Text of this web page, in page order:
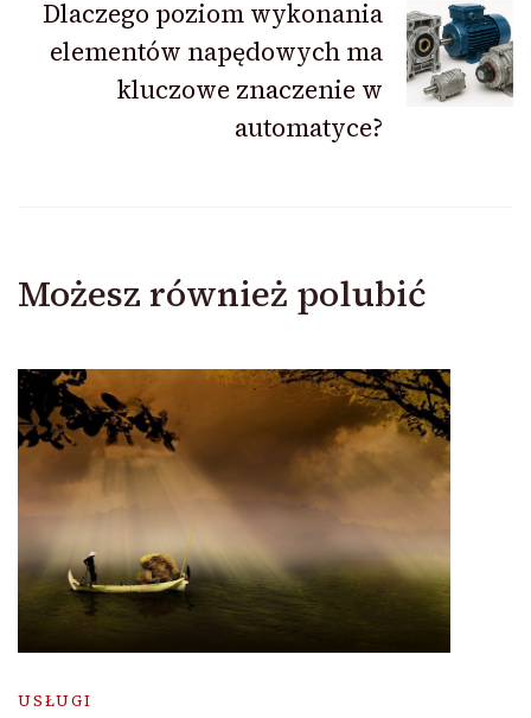
Dlaczego poziom wykonania
elementów napędowych ma
kluczowe znaczenie w
automatyce?
Możesz również polubić
USŁUGI